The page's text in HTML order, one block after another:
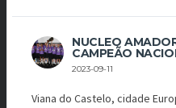
NUCLEO
CAMPEÃO
2023-09-11
Viana do Castelo, cidade